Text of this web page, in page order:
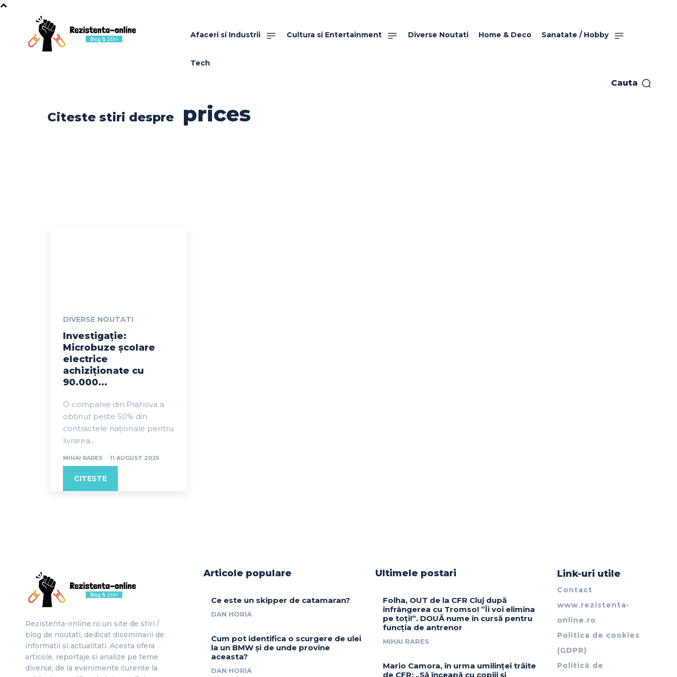
Afaceri si Industrii Cultura si Entertainment Diverse Noutati Home & Deco Sanatate / Hobby
Tech
Cauta
Citeste stiri despre prices
DIVERSE NOUTATI
Investigație:
Microbuze școlare
electrice
achiziționate cu
90.000...
O companie din Prahova a
obținut peste 50% din
contractele naționale pentru
livrarea...
MIHAI RARES - 11 AUGUST 2025
CITESTE
Rezistenta-online.ro un site de stiri /
blog de noutati, dedicat diseminarii de
informatii si actualitati. Acesta ofera
articole, reportaje si analize pe teme
diverse, de la evenimente curente la
Articole populare
Ce este un skipper de catamaran?
DAN HORIA
Cum pot identifica o scurgere de ulei
la un BMW și de unde provine
aceasta?
DAN HORIA
Ultimele postari
Folha, OUT de la CFR Cluj după
înfrângerea cu Tromso! ”Îi voi elimina
pe toți!”. DOUĂ nume în cursă pentru
funcția de antrenor
MIHAI RARES
Mario Camora, în urma umilinței trăite
de CFR: „Să înceapă cu copiii și
Link-uri utile
Contact
www.rezistenta-
online.ro
Politica de cookies
(GDPR)
Politică de